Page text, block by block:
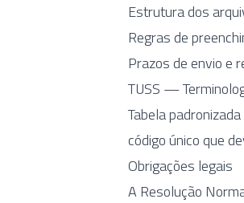
Estrutura dos
Regras de
Prazos de envio e
TUSS —
Tabela
código único que
Obrigações legais
A Resolução